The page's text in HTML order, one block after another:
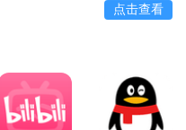
点击查看